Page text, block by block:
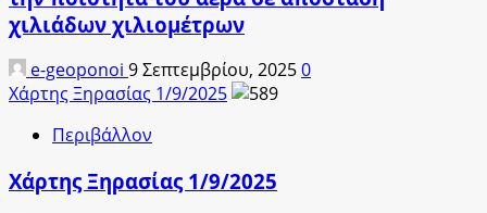
χιλιάδων χιλιομέτρων
e-geoponoi 9 Σεπτεμβρίου, 20250
Χάρτης Ξηρασίας 1/9/2025
Περιβάλλον
Χάρτης Ξηρασίας 1/9/2025